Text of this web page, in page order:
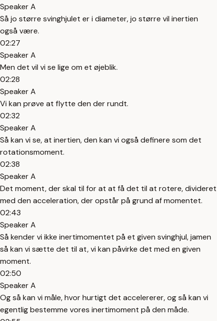
Speaker A
Så jo større svinghjulet er i diameter, jo større vil inertien
også være.
02:27
Speaker A
Men det vil vi se lige om et øjeblik.
02:28
Speaker A
Vi kan prøve at flytte den der rundt.
02:32
Speaker A
Så kan vi se, at inertien, den kan vi også definere som det
rotationsmoment.
02:38
Speaker A
Det moment, der skal til for at at få det til at rotere, divideret
med den acceleration, der opstår på grund af momentet.
02:43
Speaker A
Så kender vi ikke inertimomentet på et given svinghjul, jamen
så kan vi sætte det til at, vi kan påvirke det med en given
moment.
02:50
Speaker A
Og så kan vi måle, hvor hurtigt det accelererer, og så kan vi
egentlig bestemme vores inertimoment på den måde.